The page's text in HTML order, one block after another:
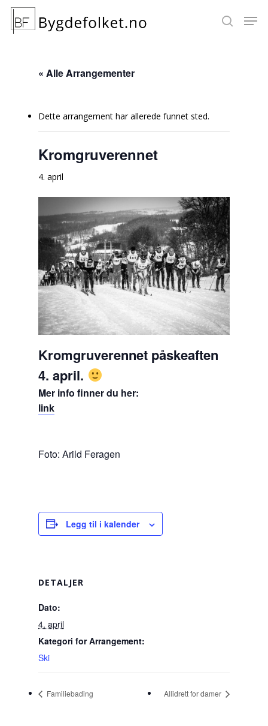
Hit enter to search or ESC to close
« Alle Arrangementer
Dette arrangement har allerede funnet sted.
Kromgruverennet
4. april
Kromgruverennet påskeaften
4. april.
Mer info finner du her:
link
Foto: Arild Feragen
Legg til i kalender
DETALJER
Dato:
4. april
Kategori for Arrangement:
Ski
Familiebading Allidrett for damer